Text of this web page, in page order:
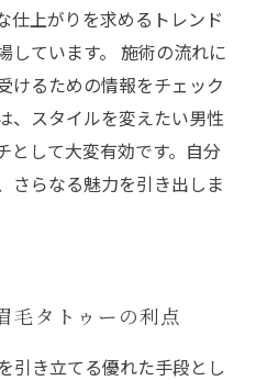
仕上がりを求めるトレンド
しています。 施術の流れに
けるための情報をチェック
、スタイルを変えたい男性
として大変有効です。自分
さらなる魅力を引き出しま
毛タトゥーの利点
引き立てる優れた手段とし